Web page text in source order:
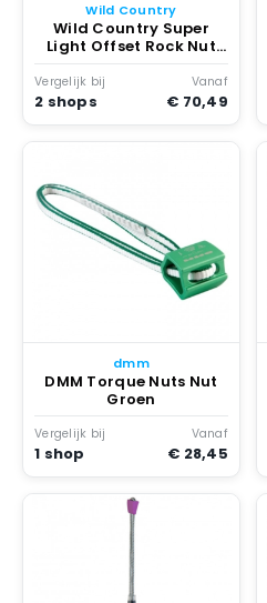
Wild Country
Wild Country Super
Light Offset Rock Nut
Various Colours
Vergelijk bij
2 shops
Vanaf
€ 70,49
dmm
DMM Torque Nuts Nut
Groen
Vergelijk bij
1 shop
Vanaf
€ 28,45